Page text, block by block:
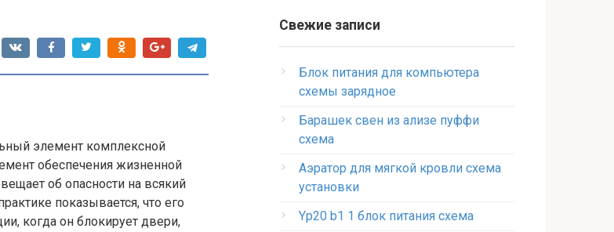
элемент комплексной
обеспечения жизненной
об опасности на всякий
показывается, что его
когда он блокирует двери,
Свежие записи
Блок питания для компьютера
схемы зарядное
Барашек свен из ализе пуффи
схема
Аэратор для мягкой кровли схема
установки
Yp20 b1 1 блок питания схема